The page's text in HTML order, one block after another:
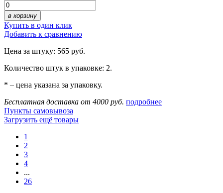
в корзину
Купить в один клик
Добавить к сравнению
Цена за штуку: 565 руб.
Количество штук в упаковке: 2.
* – цена указана за упаковку.
Бесплатная доставка от 4000 руб. подробнее
Пункты самовывоза
Загрузить ещё товары
1
2
3
4
...
26